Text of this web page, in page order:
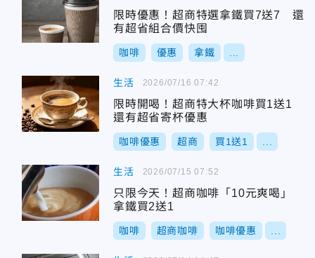
限時優惠！超商特選拿鐵買7送7 還
有超省組合價快囤
咖啡 優惠 拿鐵
生活
限時開喝！超商特大杯咖啡買1送1
還有超省寄杯優惠
咖啡優惠 超商 買1送1
2026/07/16 07:42
生活
只限今天！超商咖啡「10元爽喝」
拿鐵買2送1
咖啡 超商咖啡 咖啡優惠
2026/07/15 07:52